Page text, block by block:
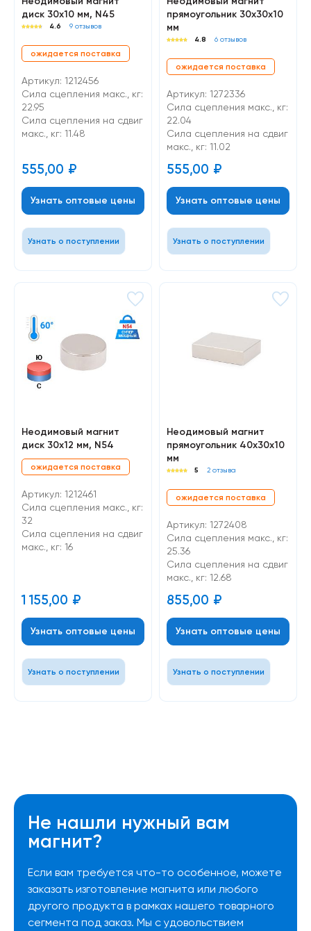
диск 30х10 мм, N45
4.6 9 отзывов
ожидается поставка
Артикул: 1212456
Сила сцепления макс., кг:
22.95
Cила сцепления на сдвиг
макс., кг: 11.48
555,00 ₽
Узнать оптовые цены
Узнать о поступлении
прямоугольник 30х30х10
мм
4.8 6 отзывов
ожидается поставка
Артикул: 1272336
Сила сцепления макс., кг:
22.04
Cила сцепления на сдвиг
макс., кг: 11.02
555,00 ₽
Узнать оптовые цены
Узнать о поступлении
Неодимовый магнит
диск 30х12 мм, N54
ожидается поставка
Артикул: 1212461
Сила сцепления макс., кг:
32
Cила сцепления на сдвиг
макс., кг: 16
1 155,00 ₽
Узнать оптовые цены
Узнать о поступлении
Неодимовый магнит
прямоугольник 40х30х10
мм
5 2 отзыва
ожидается поставка
Артикул: 1272408
Сила сцепления макс., кг:
25.36
Cила сцепления на сдвиг
макс., кг: 12.68
855,00 ₽
Узнать оптовые цены
Узнать о поступлении
Не нашли нужный вам
магнит?
Если вам требуется что-то особенное, можете
заказать изготовление магнита или любого
другого продукта в рамках нашего товарного
сегмента под заказ. Мы с удовольствием